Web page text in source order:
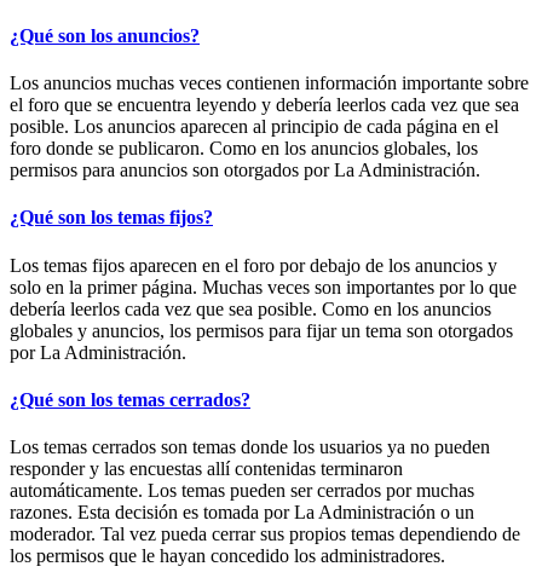
¿Qué son los anuncios?
Los anuncios muchas veces contienen información importante sobre
el foro que se encuentra leyendo y debería leerlos cada vez que sea
posible. Los anuncios aparecen al principio de cada página en el
foro donde se publicaron. Como en los anuncios globales, los
permisos para anuncios son otorgados por La Administración.
¿Qué son los temas fijos?
Los temas fijos aparecen en el foro por debajo de los anuncios y
solo en la primer página. Muchas veces son importantes por lo que
debería leerlos cada vez que sea posible. Como en los anuncios
globales y anuncios, los permisos para fijar un tema son otorgados
por La Administración.
¿Qué son los temas cerrados?
Los temas cerrados son temas donde los usuarios ya no pueden
responder y las encuestas allí contenidas terminaron
automáticamente. Los temas pueden ser cerrados por muchas
razones. Esta decisión es tomada por La Administración o un
moderador. Tal vez pueda cerrar sus propios temas dependiendo de
los permisos que le hayan concedido los administradores.